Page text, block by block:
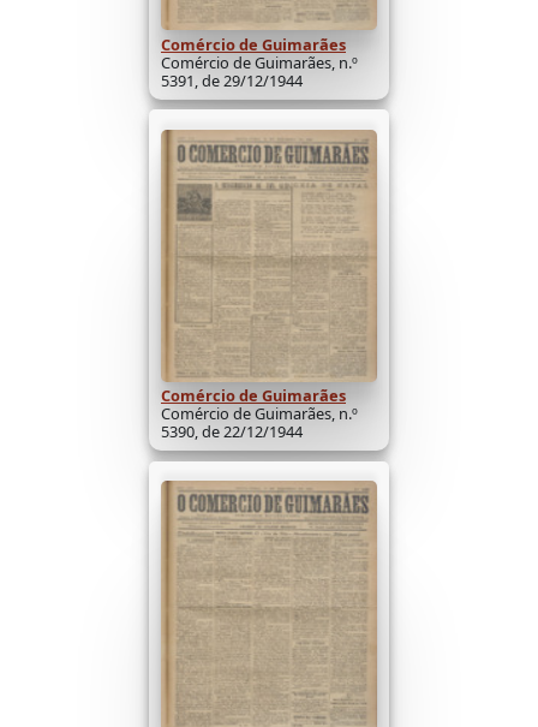
Comércio de Guimarães
Comércio de Guimarães, n.º
5391, de 29/12/1944
Comércio de Guimarães
Comércio de Guimarães, n.º
5390, de 22/12/1944